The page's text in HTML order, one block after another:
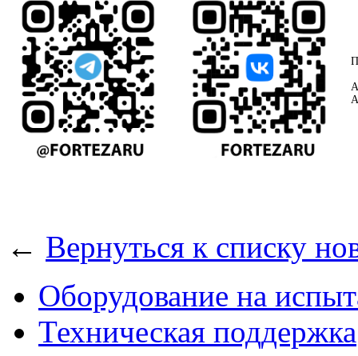
← Вернуться к списку
Оборудование на
Техническая поддержка